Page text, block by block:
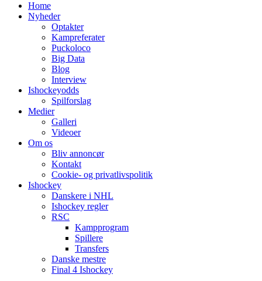
Home
Nyheder
Optakter
Kampreferater
Puckoloco
Big Data
Blog
Interview
Ishockeyodds
Spilforslag
Medier
Galleri
Videoer
Om os
Bliv annoncør
Kontakt
Cookie- og privatlivspolitik
Ishockey
Danskere i NHL
Ishockey regler
RSC
Kampprogram
Spillere
Transfers
Danske mestre
Final 4 Ishockey